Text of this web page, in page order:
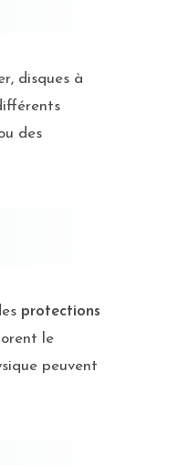
disques à
des
protections
le
peuvent